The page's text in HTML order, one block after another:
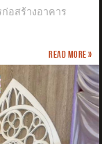
อสร้างอาคาร
Read more »